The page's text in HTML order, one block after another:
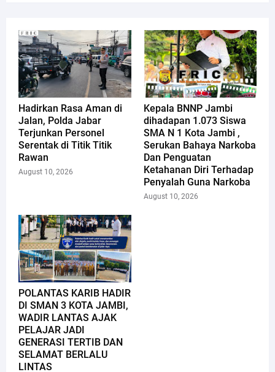
Hadirkan Rasa Aman di
Jalan, Polda Jabar
Terjunkan Personel
Serentak di Titik Titik
Rawan
August 10, 2026
Kepala BNNP Jambi
dihadapan 1.073 Siswa
SMA N 1 Kota Jambi ,
Serukan Bahaya Narkoba
Dan Penguatan
Ketahanan Diri Terhadap
Penyalah Guna Narkoba
August 10, 2026
POLANTAS KARIB HADIR
DI SMAN 3 KOTA JAMBI,
WADIR LANTAS AJAK
PELAJAR JADI
GENERASI TERTIB DAN
SELAMAT BERLALU
LINTAS